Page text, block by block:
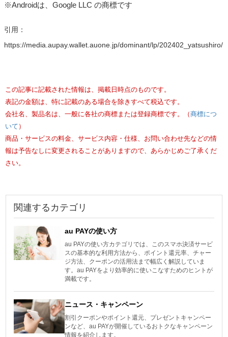
いて ）
報は予告なしに変更されることがありますので、あらかじめご了承くだ
さい。
関連するカテゴリ
au PAYの使い方
スの基本的な利用方法から、ポイント還元率、チャー
ジ方法、クーポンの活用法まで幅広く解説していま
す。au PAYをより効率的に使いこなすためのヒントが
ンなど、au PAYが開催しているおトクなキャンペーン
情報を紹介します。
QRコード決済・キャッシュレス
日本の主要な決済方法として定着したQRコード決
済・キャッシュレス決済。キャッシュレスの基礎知識
から上手な使い方まで、役立つ情報をご紹介します。
いいね！と思ったらシェア！